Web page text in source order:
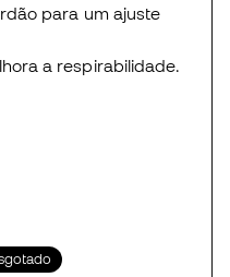
para um ajuste
a respirabilidade.